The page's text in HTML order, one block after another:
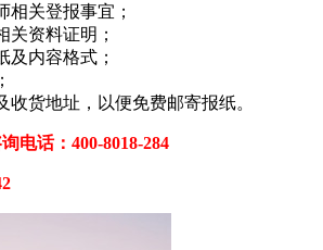
相关登报事宜；
关资料证明；
及内容格式；
收货地址，以便免费邮寄报纸。
电话：400-8018-284